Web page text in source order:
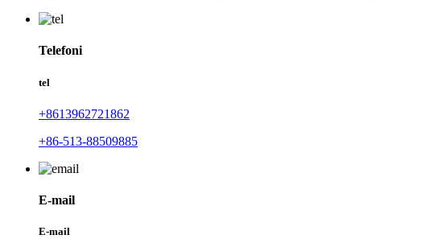
Telefoni
tel
+8613962721862
+86-513-88509885
E-mail
E-mail